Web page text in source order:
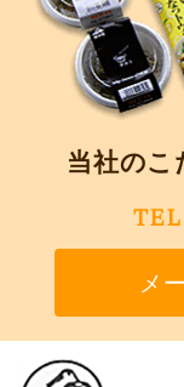
当社の
TEL
メ